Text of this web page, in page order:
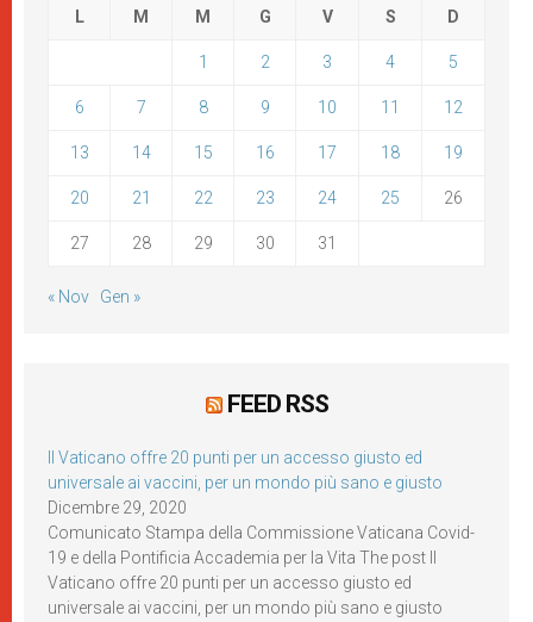
L M M G V S D
1 2 3 4 5
6 7 8 9 10 11 12
13 14 15 16 17 18 19
20 21 22 23 24 25 26
27 28 29 30 31
« Nov Gen »
FEED RSS
Il Vaticano offre 20 punti per un accesso giusto ed
universale ai vaccini, per un mondo più sano e giusto
Dicembre 29, 2020
Comunicato Stampa della Commissione Vaticana Covid-
19 e della Pontificia Accademia per la Vita The post Il
Vaticano offre 20 punti per un accesso giusto ed
universale ai vaccini, per un mondo più sano e giusto